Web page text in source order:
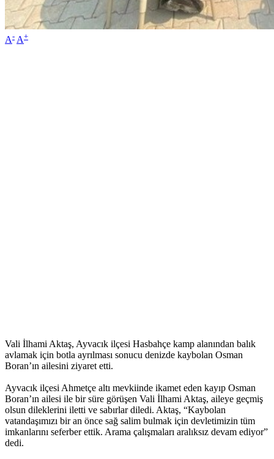
A- A+
Vali İlhami Aktaş, Ayvacık ilçesi Hasbahçe kamp alanından balık
avlamak için botla ayrılması sonucu denizde kaybolan Osman
Boran’ın ailesini ziyaret etti.
Ayvacık ilçesi Ahmetçe altı mevkiinde ikamet eden kayıp Osman
Boran’ın ailesi ile bir süre görüşen Vali İlhami Aktaş, aileye geçmiş
olsun dileklerini iletti ve sabırlar diledi. Aktaş, “Kaybolan
vatandaşımızı bir an önce sağ salim bulmak için devletimizin tüm
imkanlarını seferber ettik. Arama çalışmaları aralıksız devam ediyor”
dedi.